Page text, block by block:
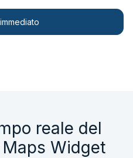
reale del
Widget